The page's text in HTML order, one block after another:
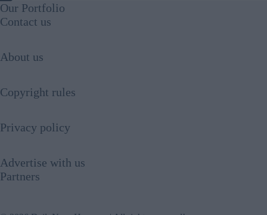
Our Portfolio
Contact us
About us
Copyright rules
Privacy policy
Advertise with us
Partners